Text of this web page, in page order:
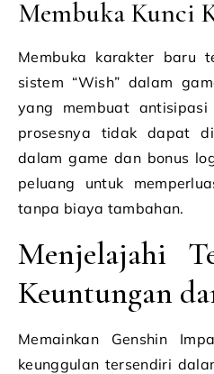
Membuka Kunci
Membuka karakter baru
sistem “Wish” dalam
yang membuat
prosesnya tidak dapat
dalam game dan bonus
peluang untuk
tanpa biaya tambahan.
Menjelajahi
Keuntungan
Memainkan Genshin
keunggulan tersendiri